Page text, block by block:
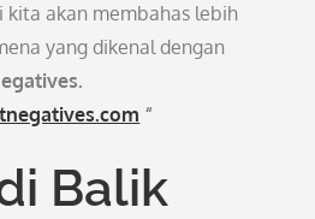
kita akan membahas lebih
yang dikenal dengan
“
Balik